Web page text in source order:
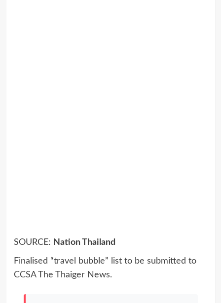
SOURCE: Nation Thailand
Finalised “travel bubble” list to be submitted to
CCSA The Thaiger News.